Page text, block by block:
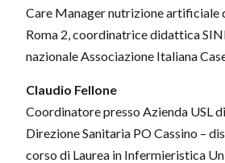
Care Manager nutrizione artificiale
Roma 2, coordinatrice didattica
nazionale Associazione Italiana
Claudio Fellone
Coordinatore presso Azienda USL
Direzione Sanitaria PO Cassino –
corso di Laurea in Infermieristica